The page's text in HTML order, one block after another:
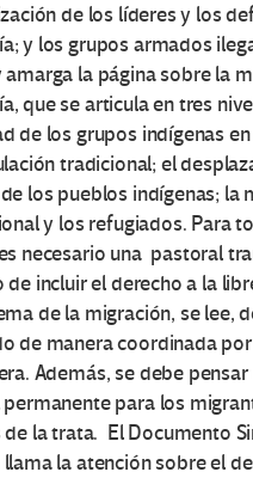
de los líderes y los
y los grupos armados
la página sobre la
que se articula en tres
de los grupos indígenas
tradicional; el
los pueblos indígenas; la
y los refugiados. Para
necesario una pastoral
de incluir el derecho a la
de la migración, se lee,
de manera coordinada
Además, se debe
para los
la trata. El Documento
la atención sobre el